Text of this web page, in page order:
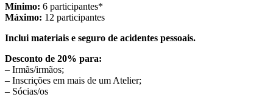
Mínimo: 6 participantes*
Máximo: 12 participantes
Inclui materiais e seguro de acidentes pessoais.
Desconto de 20% para:
– Irmãs/irmãos;
– Inscrições em mais de um Atelier;
– Sócias/os